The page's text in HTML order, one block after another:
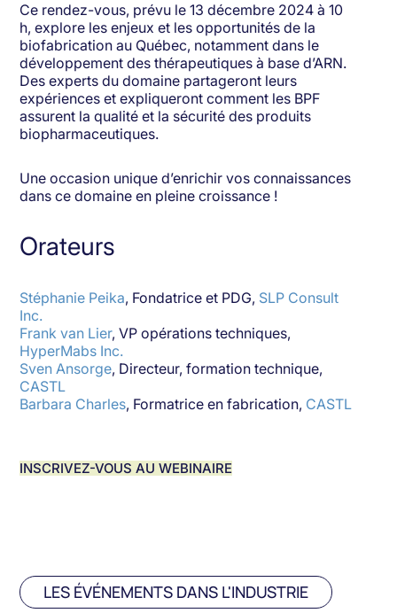
Ce rendez-vous, prévu le 13 décembre 2024 à 10
h, explore les enjeux et les opportunités de la
biofabrication au Québec, notamment dans le
développement des thérapeutiques à base d’ARN.
Des experts du domaine partageront leurs
expériences et expliqueront comment les BPF
assurent la qualité et la sécurité des produits
biopharmaceutiques.
Une occasion unique d’enrichir vos connaissances
dans ce domaine en pleine croissance !
Orateurs
Stéphanie Peika, Fondatrice et PDG, SLP Consult
Inc.
Frank van Lier, VP opérations techniques,
HyperMabs Inc.
Sven Ansorge, Directeur, formation technique,
CASTL
Barbara Charles, Formatrice en fabrication, CASTL
INSCRIVEZ-VOUS AU WEBINAIRE
LES ÉVÉNEMENTS DANS L'INDUSTRIE